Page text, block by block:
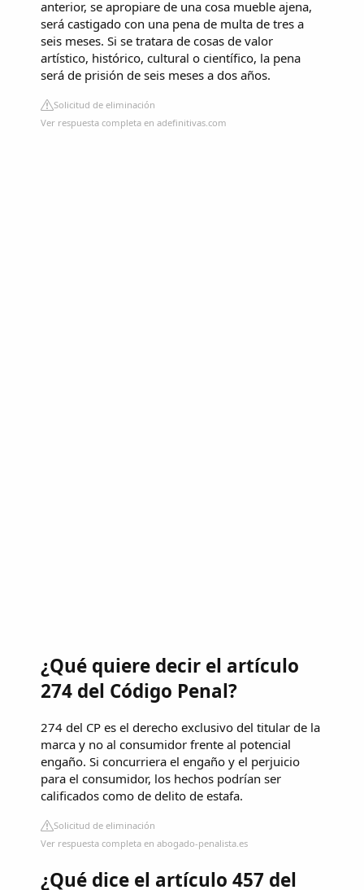
anterior, se apropiare de una cosa mueble ajena,
será castigado con una pena de multa de tres a
seis meses. Si se tratara de cosas de valor
artístico, histórico, cultural o científico, la pena
será de prisión de seis meses a dos años.
Solicitud de eliminación
Ver respuesta completa en adefinitivas.com
¿Qué quiere decir el artículo
274 del Código Penal?
274 del CP es el derecho exclusivo del titular de la
marca y no al consumidor frente al potencial
engaño. Si concurriera el engaño y el perjuicio
para el consumidor, los hechos podrían ser
calificados como de delito de estafa.
Solicitud de eliminación
Ver respuesta completa en abogado-penalista.es
¿Qué dice el artículo 457 del